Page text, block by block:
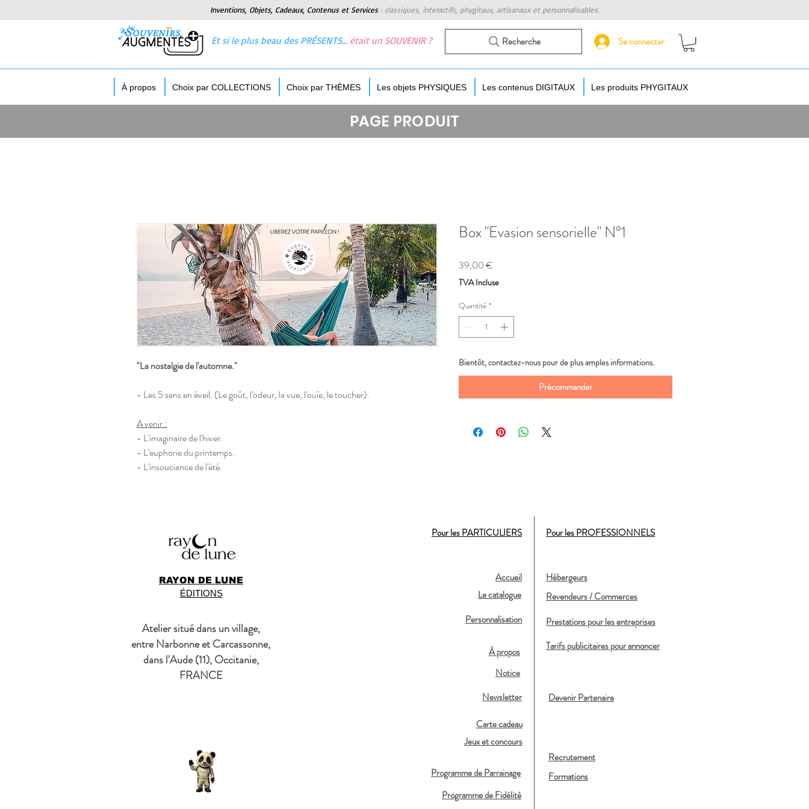
Inventions, Objets, Cadeaux, Contenus et Services : classiques, interactifs, phygitaux, artisanaux et personnalisables.
Et si le plus beau des PRÉSENTS… était un SOUVENIR ? Recherche Se connecter
À propos Choix par COLLECTIONS Choix par THÈMES Les objets PHYSIQUES Les contenus DIGITAUX Les produits PHYGITAUX
PAGE PRODUIT
"La nostalgie de l'automne."
- Les 5 sens en éveil. (Le goût, l'odeur, la vue, l'ouïe, le toucher).
A venir :
- L'imaginaire de l'hiver.
- L'euphorie du printemps.
- L'insouciance de l'été.
Box "Evasion sensorielle" N°1
39,00 €
TVA Incluse
Quantité *
Bientôt, contactez-nous pour de plus amples informations.
Précommander
RAYON DE LUNE
ÉDITIONS
Pour les PARTICULIERS Pour les PROFESSIONNELS
Accueil
Le catalogue
Hébergeurs
Revendeurs / Commerces
Atelier situé dans un village,
entre Narbonne et Carcassonne,
dans l'Aude (11), Occitanie,
FRANCE
Personnalisation
À propos
Prestations pour les entreprises
Tarifs publicitaires pour annoncer
Notice
Newsletter
Devenir Partenaire
Carte cadeau
Jeux et concours
Recrutement
Programme de Parrainage
Formations
Programme de Fidélité